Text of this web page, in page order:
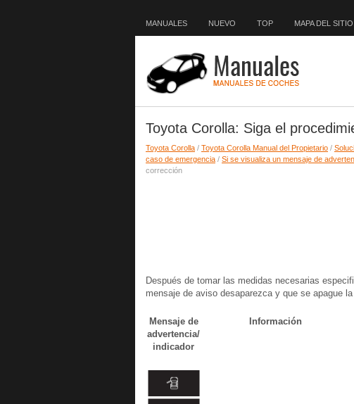
MANUALES NUEVO TOP MAPA DEL SITIO
Toyota Corolla: Siga el
Toyota Corolla / Toyota Corolla Manual del Propietario /
caso de emergencia / Si se visualiza un mensaje de
corrección
Después de tomar las medidas necesarias
mensaje de aviso desaparezca y que se apague
Mensaje de
advertencia/
indicador
Información